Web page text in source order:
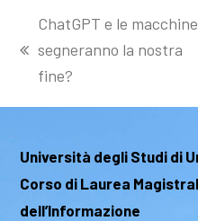
post
precedente:
ChatGPT e le macchine
segneranno la nostra
fine?
Università degli Studi di
Corso di Laurea
dell’Informazione